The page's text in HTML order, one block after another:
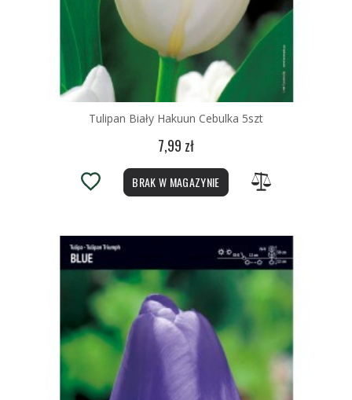
Tulipan Biały Hakuun Cebulka 5szt
7,99 zł
BRAK W MAGAZYNIE